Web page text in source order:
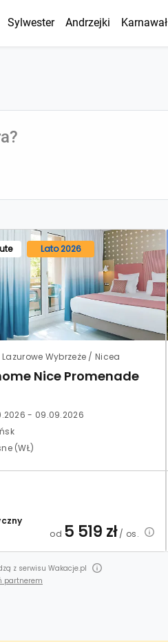
Sylwester Andrzejki Karnawał
Lato 2026
Wybrzeże / Nicea
Nice Promenade
- 09.09.2026
(WŁ)
od 5 519 zł/ os.
z serwisu Wakacje.pl
partnerem